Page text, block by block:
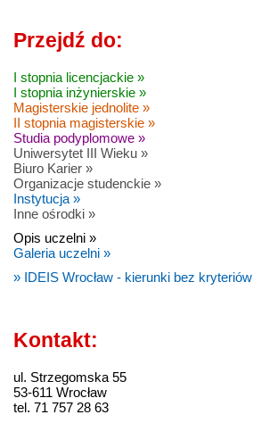
Przejdź do:
I stopnia licencjackie »
I stopnia inżynierskie »
Magisterskie jednolite »
II stopnia magisterskie »
Studia podyplomowe »
Uniwersytet III Wieku »
Biuro Karier »
Organizacje studenckie »
Instytucja »
Inne ośrodki »
Opis uczelni »
Galeria uczelni »
» IDEIS Wrocław - kierunki bez kryteriów
Kontakt:
ul. Strzegomska 55
53-611 Wrocław
tel. 71 757 28 63